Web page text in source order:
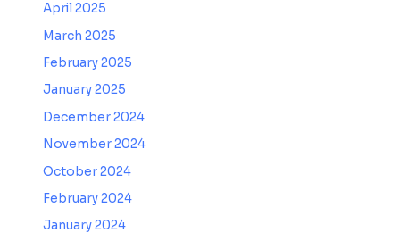
April 2025
March 2025
February 2025
January 2025
December 2024
November 2024
October 2024
February 2024
January 2024